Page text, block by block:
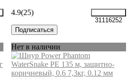
4.9(25)
31116252
Подписаться
Нет в наличии